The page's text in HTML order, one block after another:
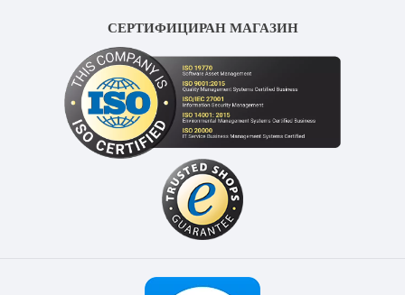
СЕРТИФИЦИРАН МАГАЗИН